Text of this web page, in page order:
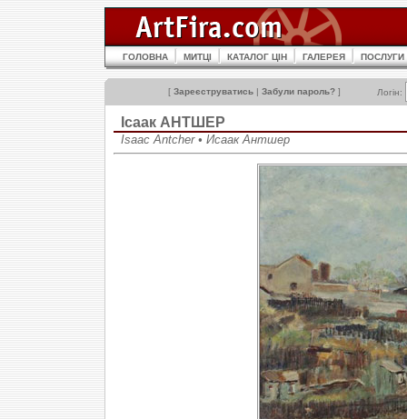
ГОЛОВНА МИТЦІ КАТАЛОГ ЦІН ГАЛЕРЕЯ ПОСЛУГИ
[ Зареєструватись | Забули пароль? ] Логін:
Ісаак АНТШЕР
Isaac Antcher • Исаак Антшер